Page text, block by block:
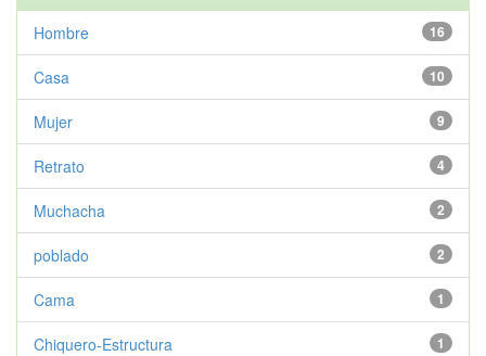
16
Hombre
10
Casa
9
Mujer
4
Retrato
2
Muchacha
2
poblado
1
Cama
1
Chiquero-Estructura